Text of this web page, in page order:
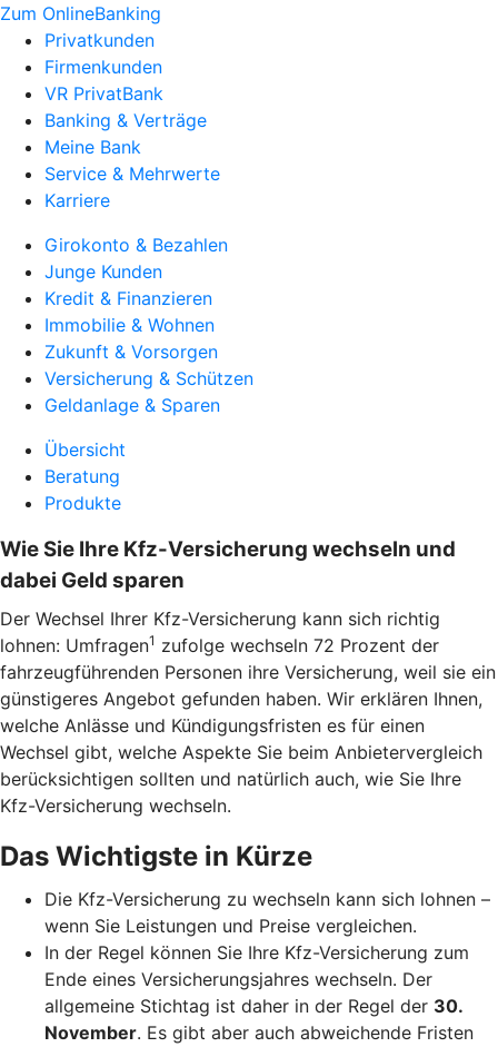
Zum OnlineBanking
Privatkunden
Firmenkunden
VR PrivatBank
Banking & Verträge
Meine Bank
Service & Mehrwerte
Karriere
Girokonto & Bezahlen
Junge Kunden
Kredit & Finanzieren
Immobilie & Wohnen
Zukunft & Vorsorgen
Versicherung & Schützen
Geldanlage & Sparen
Übersicht
Beratung
Produkte
Wie Sie Ihre Kfz-Versicherung wechseln und
dabei Geld sparen
Der Wechsel Ihrer Kfz-Versicherung kann sich richtig
lohnen: Umfragen1 zufolge wechseln 72 Prozent der
fahrzeugführenden Personen ihre Versicherung, weil sie ein
günstigeres Angebot gefunden haben. Wir erklären Ihnen,
welche Anlässe und Kündigungsfristen es für einen
Wechsel gibt, welche Aspekte Sie beim Anbietervergleich
berücksichtigen sollten und natürlich auch, wie Sie Ihre
Kfz-Versicherung wechseln.
Das Wichtigste in Kürze
Die Kfz-Versicherung zu wechseln kann sich lohnen –
wenn Sie Leistungen und Preise vergleichen.
In der Regel können Sie Ihre Kfz-Versicherung zum
Ende eines Versicherungsjahres wechseln. Der
allgemeine Stichtag ist daher in der Regel der 30.
November. Es gibt aber auch abweichende Fristen